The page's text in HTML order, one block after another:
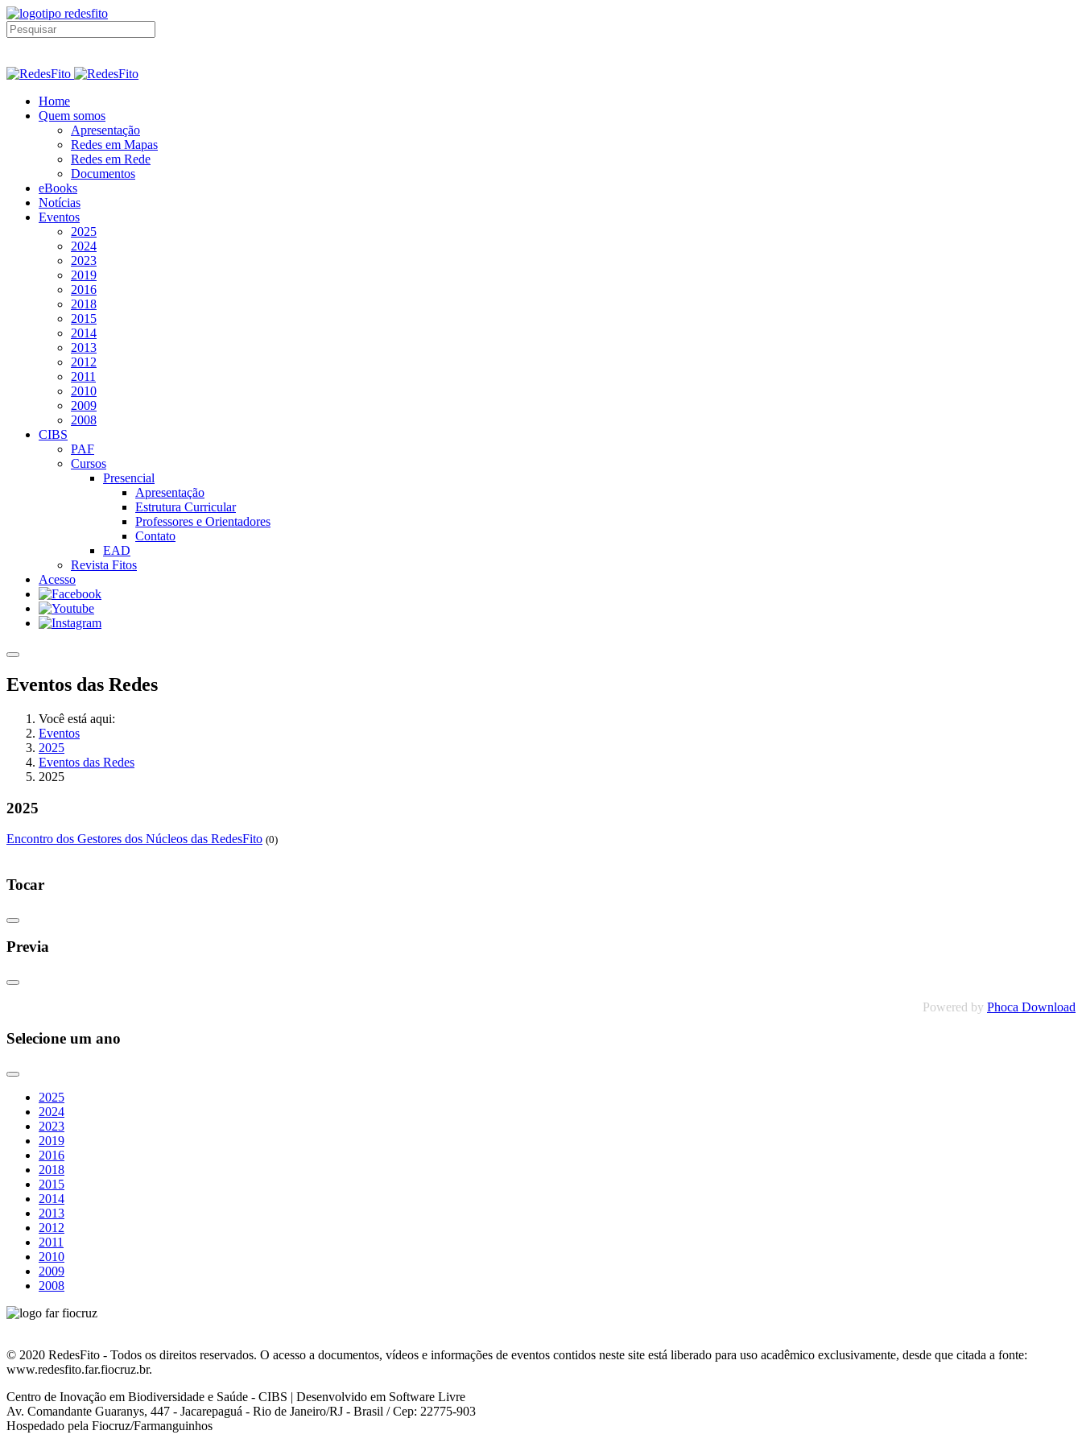
Home
Quem somos
Apresentação
Redes em Mapas
Redes em Rede
Documentos
eBooks
Notícias
Eventos
2025
2024
2023
2019
2016
2018
2015
2014
2013
2012
2011
2010
2009
2008
CIBS
PAF
Cursos
Presencial
Apresentação
Estrutura Curricular
Professores e Orientadores
Contato
EAD
Revista Fitos
Acesso
Eventos das Redes
Você está aqui:
Eventos
2025
Eventos das Redes
2025
2025
Encontro dos Gestores dos Núcleos das RedesFito (0)
Tocar
Previa
Powered by Phoca Download
Selecione um ano
2025
2024
2023
2019
2016
2018
2015
2014
2013
2012
2011
2010
2009
2008
© 2020 RedesFito - Todos os direitos reservados. O acesso a documentos, vídeos e informações de eventos contidos neste site está liberado para uso acadêmico exclusivamente, desde que citada a fonte:
www.redesfito.far.fiocruz.br.
Centro de Inovação em Biodiversidade e Saúde - CIBS | Desenvolvido em Software Livre
Av. Comandante Guaranys, 447 - Jacarepaguá - Rio de Janeiro/RJ - Brasil / Cep: 22775-903
Hospedado pela Fiocruz/Farmanguinhos